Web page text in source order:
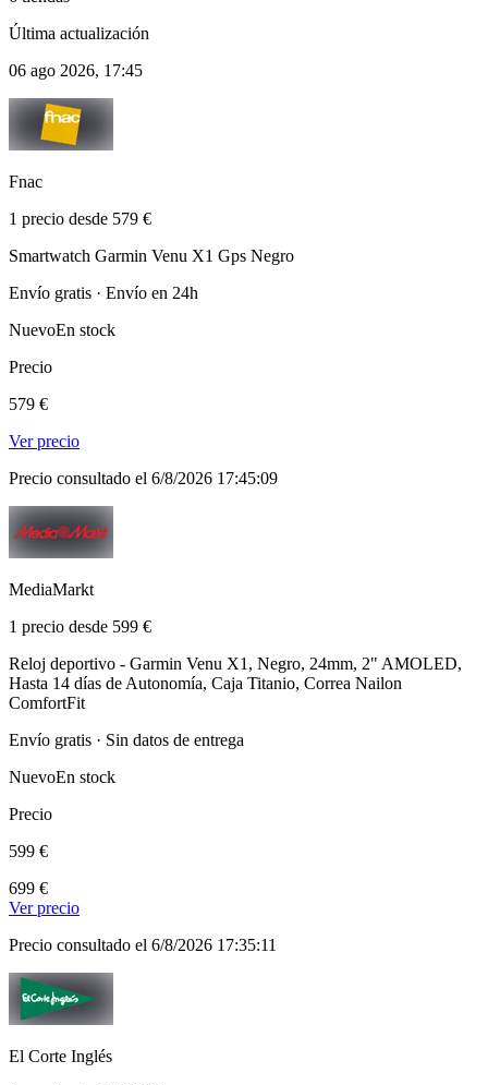
Última actualización
06 ago 2026, 17:45
Fnac
1 precio desde 579 €
Smartwatch Garmin Venu X1 Gps Negro
Envío gratis · Envío en 24h
NuevoEn stock
Precio
579 €
Ver precio
Precio consultado el 6/8/2026 17:45:09
MediaMarkt
1 precio desde 599 €
Reloj deportivo - Garmin Venu X1, Negro, 24mm, 2" AMOLED,
Hasta 14 días de Autonomía, Caja Titanio, Correa Nailon
ComfortFit
Envío gratis · Sin datos de entrega
NuevoEn stock
Precio
599 €
699 €
Ver precio
Precio consultado el 6/8/2026 17:35:11
El Corte Inglés